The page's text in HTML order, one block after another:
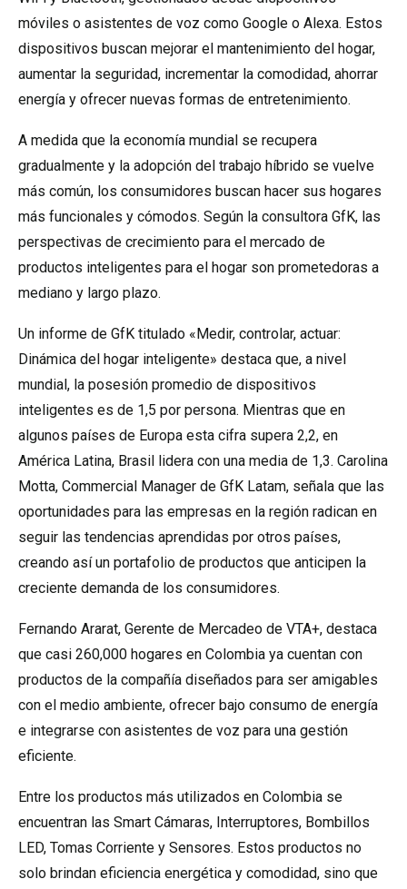
móviles o asistentes de voz como Google o Alexa. Estos
dispositivos buscan mejorar el mantenimiento del hogar,
aumentar la seguridad, incrementar la comodidad, ahorrar
energía y ofrecer nuevas formas de entretenimiento.
A medida que la economía mundial se recupera
gradualmente y la adopción del trabajo híbrido se vuelve
más común, los consumidores buscan hacer sus hogares
más funcionales y cómodos. Según la consultora GfK, las
perspectivas de crecimiento para el mercado de
productos inteligentes para el hogar son prometedoras a
mediano y largo plazo.
Un informe de GfK titulado «Medir, controlar, actuar:
Dinámica del hogar inteligente» destaca que, a nivel
mundial, la posesión promedio de dispositivos
inteligentes es de 1,5 por persona. Mientras que en
algunos países de Europa esta cifra supera 2,2, en
América Latina, Brasil lidera con una media de 1,3. Carolina
Motta, Commercial Manager de GfK Latam, señala que las
oportunidades para las empresas en la región radican en
seguir las tendencias aprendidas por otros países,
creando así un portafolio de productos que anticipen la
creciente demanda de los consumidores.
Fernando Ararat, Gerente de Mercadeo de VTA+, destaca
que casi 260,000 hogares en Colombia ya cuentan con
productos de la compañía diseñados para ser amigables
con el medio ambiente, ofrecer bajo consumo de energía
e integrarse con asistentes de voz para una gestión
eficiente.
Entre los productos más utilizados en Colombia se
encuentran las Smart Cámaras, Interruptores, Bombillos
LED, Tomas Corriente y Sensores. Estos productos no
solo brindan eficiencia energética y comodidad, sino que